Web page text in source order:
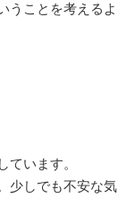
うことを考えるよ
います。
少しでも不安な気